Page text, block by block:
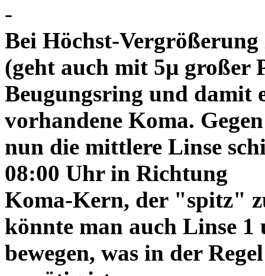
-
Bei Höchst-
(geht auch mit 5µ großer
Beugungsring und damit
vorhandene Koma.
nun die mittlere Linse
08:00 Uhr in Richtung
Koma-Kern, der "spitz"
könnte man auch Linse
bewegen, was in der Regel